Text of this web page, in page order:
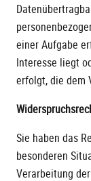
einer Aufgabe
Interesse liegt
erfolgt, die dem
Sie haben das
besonderen
Verarbeitung